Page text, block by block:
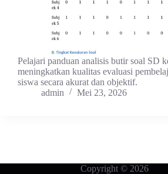
Pelajari panduan analisis butir soal SD
meningkatkan kualitas evaluasi
siswa secara akurat dan objektif.
admin
Mei 23, 2026
Copyright © 2026